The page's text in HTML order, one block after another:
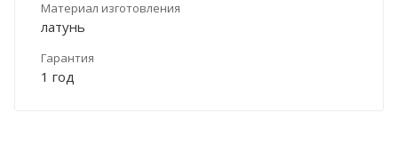
Материал изготовления
латунь
Гарантия
1 год